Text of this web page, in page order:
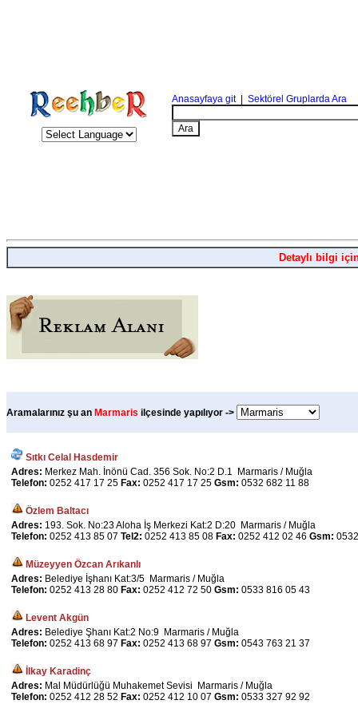
Anasayfaya git| Sektörel Gruplarda Ara
Detaylı bilgi
Aramalarınız şu an Marmaris ilçesinde yapılıyor ->
Sıtkı Celal Hasdemir
Adres: Merkez Mah. İnönü Cad. 356 Sok. No:2 D.1 Marmaris / Muğla
Telefon: 0252 417 17 25 Fax: 0252 417 17 25 Gsm: 0532 682 11 88
Özlem Baltacı
Adres: 193. Sok. No:23 Aloha İş Merkezi Kat:2 D:20 Marmaris / Muğla
Telefon: 0252 413 85 07 Tel2: 0252 413 85 08 Fax: 0252 412 02 46 Gsm:
Müzeyyen Özcan Arıkanlı
Adres: Belediye İşhanı Kat:3/5 Marmaris / Muğla
Telefon: 0252 413 28 80 Fax: 0252 412 72 50 Gsm: 0533 816 05 43
Levent Akgün
Adres: Belediye Şhanı Kat:2 No:9 Marmaris / Muğla
Telefon: 0252 413 68 97 Fax: 0252 413 68 97 Gsm: 0543 763 21 37
İlkay Karadinç
Adres: Mal Müdürlüğü Muhakemet Sevisi Marmaris / Muğla
Telefon: 0252 412 28 52 Fax: 0252 412 10 07 Gsm: 0533 327 92 92